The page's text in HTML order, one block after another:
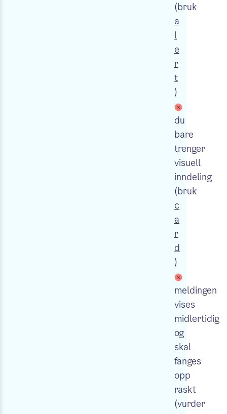
(bruk
a
l
e
r
t
)
du
bare
trenger
visuell
inndeling
(bruk
c
a
r
d
)
meldingen
vises
midlertidig
og
skal
fanges
opp
raskt
(vurder